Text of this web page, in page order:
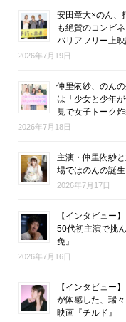
安田章大×のん、
も絶賛のコンビ
バリアフリー上映
2026年7月19日
仲里依紗、のん
は「少女と少年
見で女子トーク炸
2026年7月18日
主演・仲里依紗
場ではのんの誕
2026年7月17日
【インタビュー
50代初主演で挑
免』
2026年7月16日
【インタビュー
が体感した、瑞
映画『チルド』